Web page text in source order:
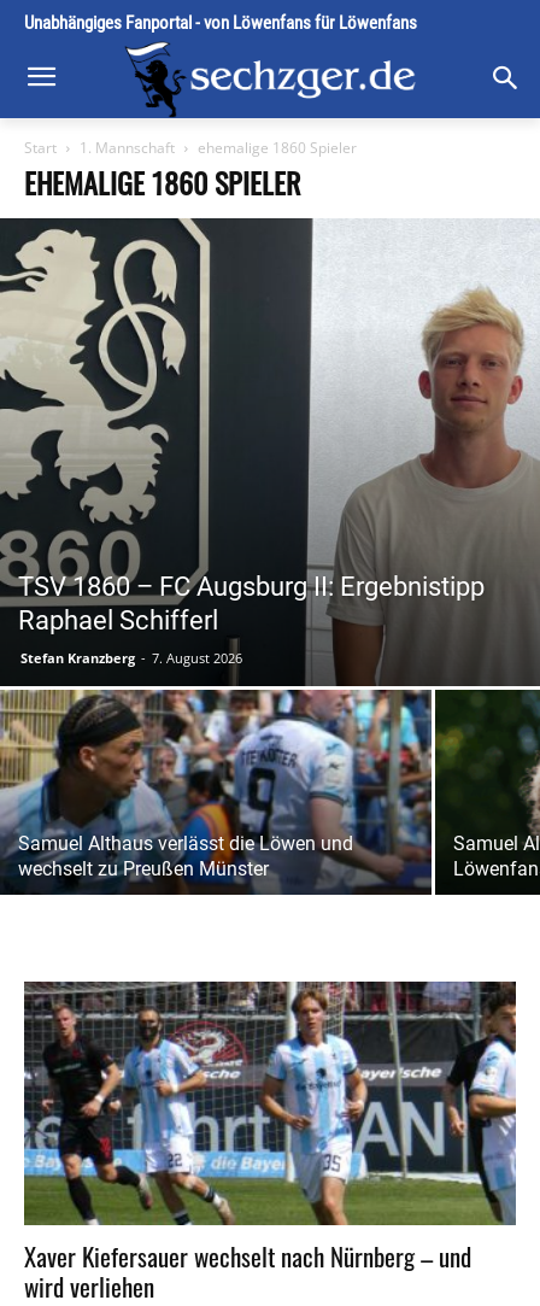
Unabhängiges Fanportal - von Löwenfans für Löwenfans
Start 1. Mannschaft ehemalige 1860 Spieler
EHEMALIGE 1860 SPIELER
TSV 1860 – FC Augsburg II: Ergebnistipp
Raphael Schifferl
Stefan Kranzberg - 7. August 2026
Samuel Althaus verlässt die Löwen und
wechselt zu Preußen Münster
Samuel
Xaver Kiefersauer wechselt nach Nürnberg – und
wird verliehen